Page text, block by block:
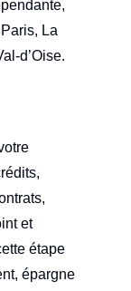
La
d’Oise.
et
étape
épargne